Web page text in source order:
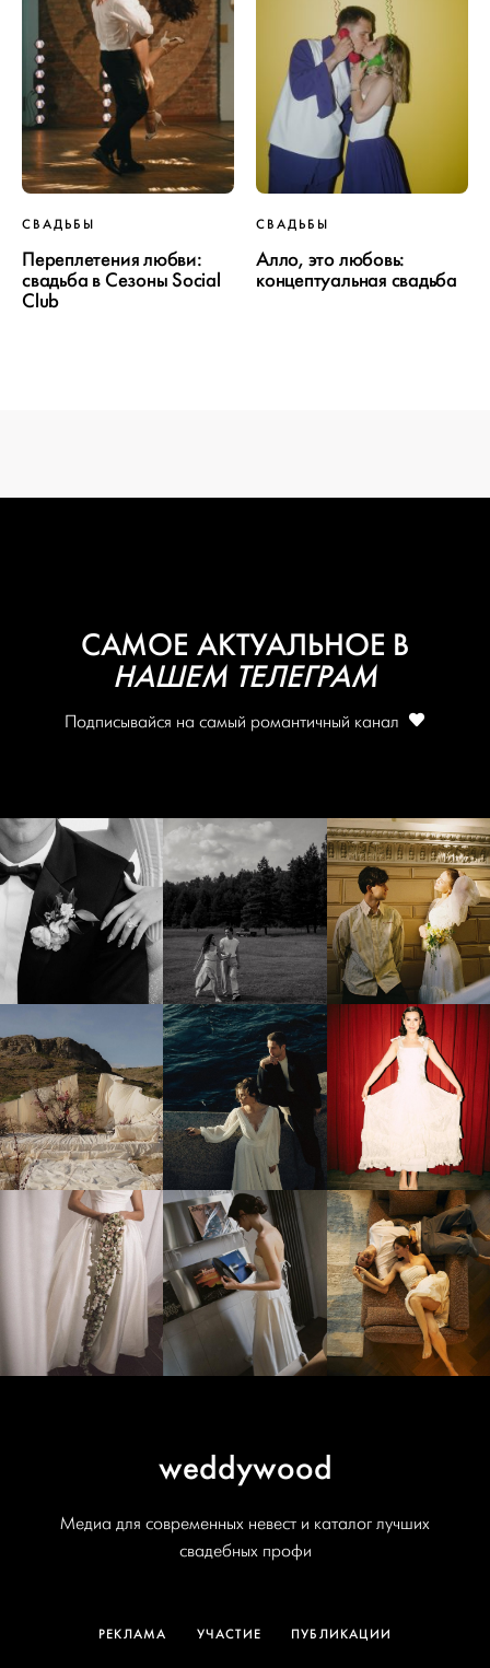
СВАДЬБЫ
Переплетения любви:
свадьба в Сезоны Social
Club
СВАДЬБЫ
Алло, это любовь:
концептуальная свадьба
ПРОЕКТ
СВАДЬБЫ
ОТ WEDDYWOOD
САМОЕ АКТУАЛЬНОЕ В
НАШЕМ ТЕЛЕГРАМ
Подписывайся на самый романтичный канал
weddywood
Медиа для современных невест и каталог лучших
свадебных профи
РЕКЛАМА УЧАСТИЕ ПУБЛИКАЦИИ